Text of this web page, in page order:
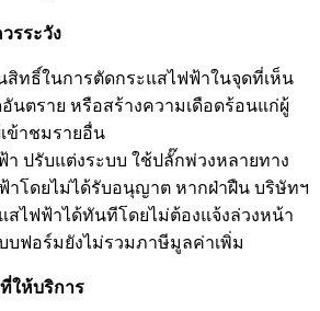
รระวัง
สิทธิ์ในการตัดกระแสไฟฟ้าในจุดที่เห็น
อันตราย หรือสร้างความเดือดร้อนแก่ผู้
ข้าชมรายอื่น
า ปรับแต่งระบบ ใช้ปลั๊กพ่วงหลายทาง
าโดยไม่ได้รับอนุญาต หากฝ่าฝืน บริษัทฯ
สไฟฟ้าได้ทันทีโดยไม่ต้องแจ้งล่วงหน้า
บฟอร์มยังไม่รวมภาษีมูลค่าเพิ่ม
ให้บริการ